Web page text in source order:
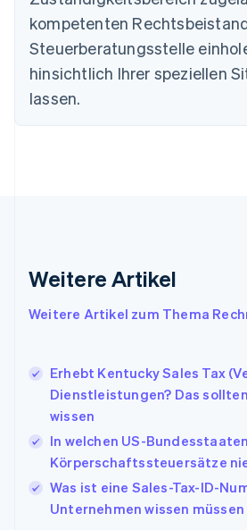
kompetenten
Steuerberatungsstelle
hinsichtlich Ihrer speziellen
lassen.
Weitere Artikel
Weitere Artikel zum Thema
Erhebt Kentucky Sales Tax
Dienstleistungen? Das
wissen
In welchen US-
Körperschaftssteuersätze
Was ist eine Sales-Tax-ID-
Unternehmen wissen müssen
Dänemark
English
Deutschland
Deutsch English
Estland
English
English
Indien
English
Italien
Italiano English
Japan
Kanada
EnglishFrançais
Kroatien
English Italiano